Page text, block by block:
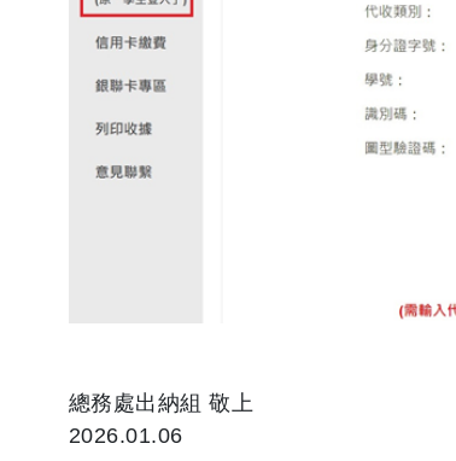
總務處出納組 敬上
2026.01.06